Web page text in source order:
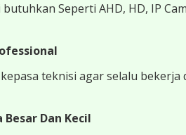
Seperti AHD, HD, IP
teknisi agar selalu
Dan Kecil